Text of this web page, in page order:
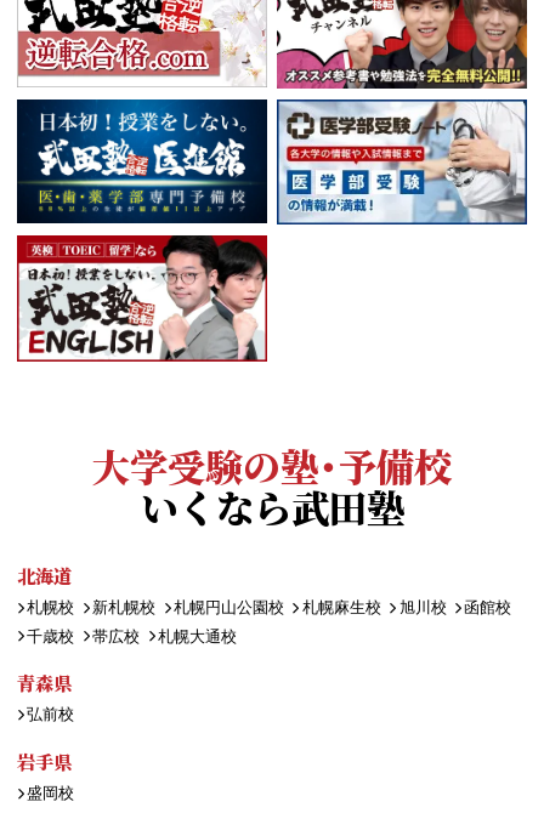
大学受験の塾・予備校
いくなら武田塾
北海道
札幌校 新札幌校 札幌円山公園校 札幌麻生校 旭川校
函館校
千歳校
帯広校 札幌大通校
青森県
弘前校
岩手県
盛岡校